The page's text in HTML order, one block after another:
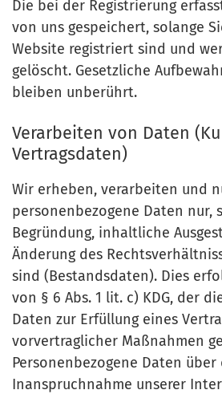
Die bei der Registrierung
von uns gespeichert, solange
Website registriert sind und
gelöscht. Gesetzliche
bleiben unberührt.
Verarbeiten von Daten
Vertragsdaten)
Wir erheben, verarbeiten und
personenbezogene Daten nur,
Begründung, inhaltliche
Änderung des
sind (Bestandsdaten). Dies
von § 6 Abs. 1 lit. c) KDG, der
Daten zur Erfüllung eines
vorvertraglicher Maßnahmen
Personenbezogene Daten über
Inanspruchnahme unserer